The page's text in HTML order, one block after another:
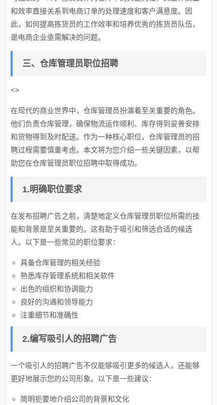
和效率直接关系到电商订单的处理速度和客户满意度。因
此，如何提高拣货员的工作效率和培养优秀的拣货员队伍，
是电商企业亟需解决的问题。
三、仓库管理员职位招聘
<>
在现代的商业世界中，仓库管理员扮演着至关重要的角色。
他们负责仓库管理，确保物流运作顺利、库存得到妥善安排
和货物得到及时配送。作为一种核心职位，仓库管理员的招
聘过程需要慎重考虑。本文将为您介绍一些关键因素，以帮
助您在仓库管理员职位招聘中取得成功。
1.明确职位要求
在发布招聘广告之前，清楚地定义仓库管理员职位所需的技
能和背景是至关重要的。这有助于吸引和筛选合适的候选
人。以下是一些常见的职位要求：
具备仓库管理的相关经验
熟悉库存管理系统和相关软件
出色的组织和协调能力
良好的沟通和领导能力
注重细节和准确性
2.编写吸引人的招聘广告
一个吸引人的招聘广告不仅能够吸引更多的候选人，还能够
更好地展示您的公司形象。以下是一些建议：
简明扼要地介绍公司的背景和文化